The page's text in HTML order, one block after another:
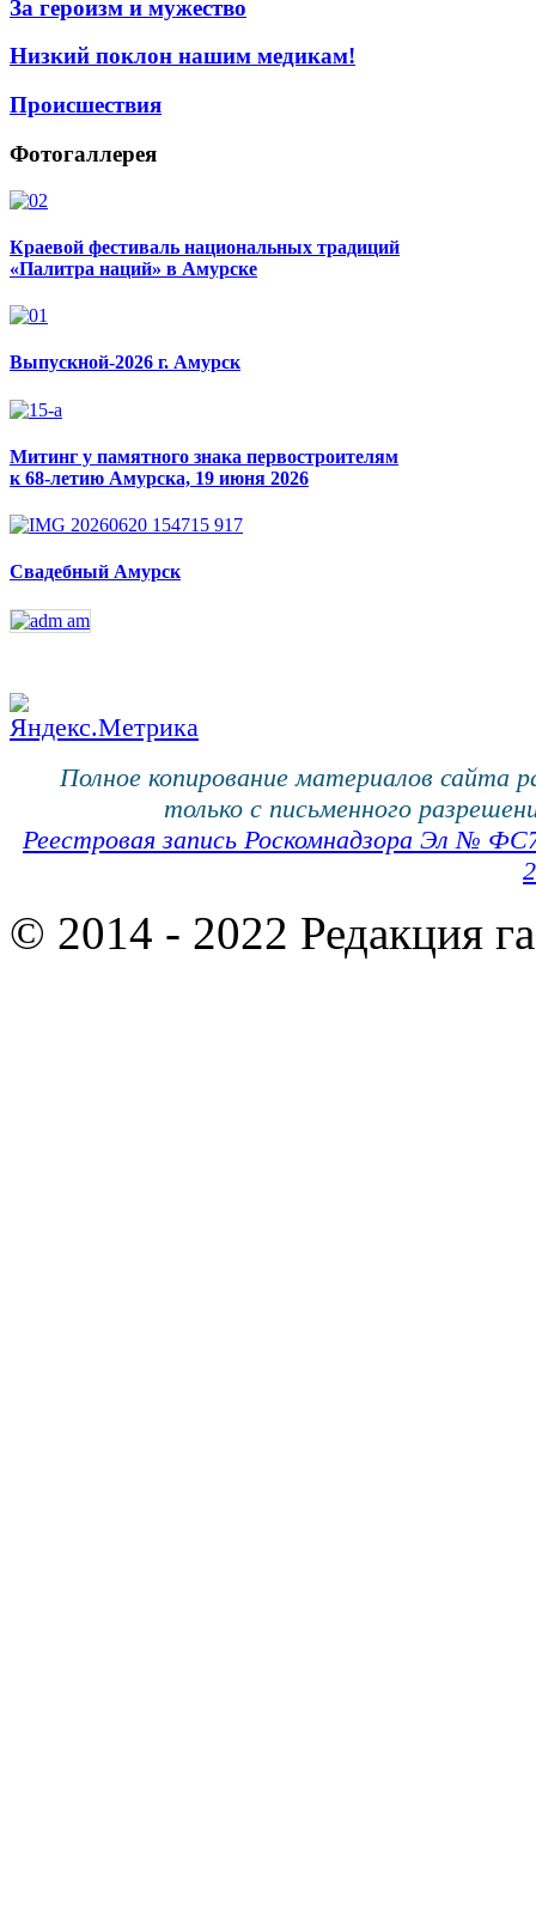
За героизм и мужество
Низкий поклон нашим медикам!
Происшествия
Фотогаллерея
Краевой фестиваль национальных традиций
«Палитра наций» в Амурске
Выпускной-2026 г. Амурск
Митинг у памятного знака первостроителям
к 68-летию Амурска, 19 июня 2026
Свадебный Амурск
Полное копирование материалов сайта
только с письменного
Реестровая запись Роскомнадзора Эл №
© 2014 - 2022 Редакция